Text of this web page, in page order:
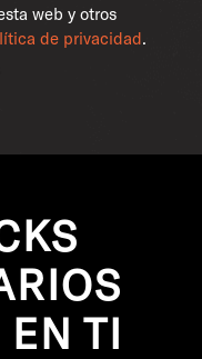
web y otros
de privacidad.
TI